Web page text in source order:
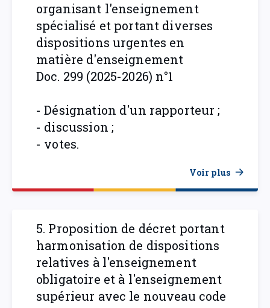
organisant l'enseignement
spécialisé et portant diverses
dispositions urgentes en
matière d'enseignement
Doc. 299 (2025-2026) n°1
- Désignation d'un rapporteur ;
- discussion ;
- votes.
Voir plus
5. Proposition de décret portant
harmonisation de dispositions
relatives à l'enseignement
obligatoire et à l'enseignement
supérieur avec le nouveau code